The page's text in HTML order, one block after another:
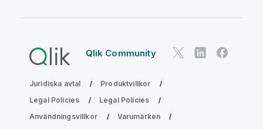
Qlik Community
Juridiska avtal
Produktvillkor
Legal Policies
Legal Policies
Användningsvillkor
Varumärken